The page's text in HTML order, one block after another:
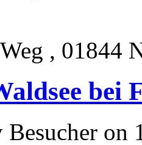
, 01844
on